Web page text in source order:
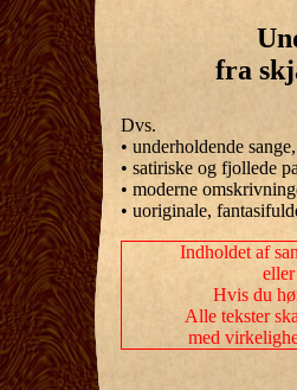
fra
Dvs.
• underholdende
• satiriske og fjollede
• moderne
• uoriginale,
Indholdet af
Hvis du
Alle tekster
med